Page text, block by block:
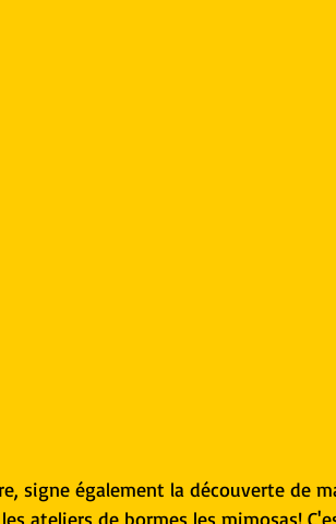
signe également la découverte de
les ateliers de bormes les mimosas!